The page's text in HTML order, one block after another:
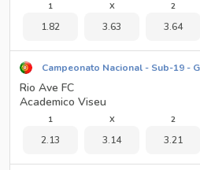
1
1.82
X
3.63
2
3.64
Campeonato Nacional - Sub-19 -
Rio Ave FC
Academico Viseu
1
2.13
X
3.14
2
3.21